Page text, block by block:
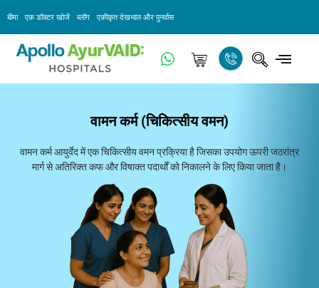
बीमा एक डॉक्टर खोजें ब्लॉग एकीकृत देखभाल और पुनर्वास
वामन कर्म (चिकित्सीय वमन)
वामन कर्म आयुर्वेद में एक चिकित्सीय वमन प्रक्रिया है जिसका उपयोग ऊपरी जठरांत्र
मार्ग से अतिरिक्त कफ और विषाक्त पदार्थों को निकालने के लिए किया जाता है।